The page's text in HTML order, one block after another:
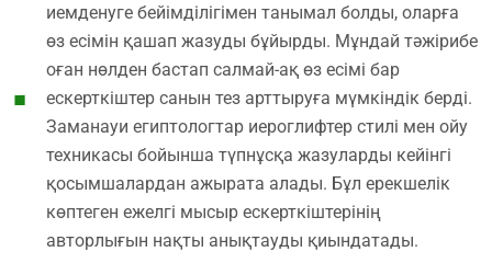
иемденуге бейімділігімен танымал болды, оларға
өз есімін қашап жазуды бұйырды. Мұндай тәжірибе
оған нөлден бастап салмай-ақ өз есімі бар
ескерткіштер санын тез арттыруға мүмкіндік берді.
Заманауи египтологтар иероглифтер стилі мен ойу
техникасы бойынша түпнұсқа жазуларды кейінгі
қосымшалардан ажырата алады. Бұл ерекшелік
көптеген ежелгі мысыр ескерткіштерінің
авторлығын нақты анықтауды қиындатады.